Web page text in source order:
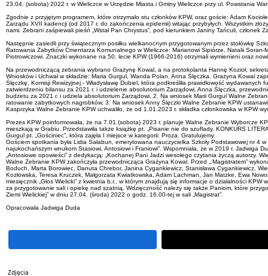
23.04. (sobota) 2022 r. w Wieliczce w Urzędzie Miasta i Gminy Wieliczce przy ul. Powstania
Zgodnie z przyjętym programem, które otrzymało stu członków KPW, oraz goście: Adam
Zarządu XVII kadencji (od 2017 r. do zakończenia epidemii) witając przybyłych. Wszystkim
nami. Zebrani zaśpiewali pieśń „Wstał Pan Chrystus”, pod kierunkiem Janiny Tańculi,
Następnie zasiedli przy świątecznym posiłku wielkanocnym przygotowanym przez stołówkę
Ratowania Zabytków Cmentarza Komunalnego w Wieliczce: Marianowi Sipiórze, Natalii
Piotrowiczowi. Znaczki wykonane na 50. lecie KPW (1966-2016) otrzymali wymienieni oraz
Na przewodniczącą zebrania wybrano Grażynę Kowal, a na protokolanta Hannę Kozioł,
Wniosków i Uchwał w składzie: Maria Gurgul, Wanda Polan, Anna Ślęczka. Grażyna Kowal
Ślęczkę, Komisji Rewizyjnej - Władysławę Dubiel, która podkreśliła prawidłowość
zatwierdzeniu bilansu za 2021 r. i udzielenie absolutorium Zarządowi. Anna Ślęczka,
budżetu za 2021 r. i udziela absolutorium Zarządowi, 2. Na wniosek Marii Gurgul Walne
ratowanie zabytkowych nagrobków. 3. Na wniosek Anny Ślęczki Walne Zebranie KPW
Kasprzyka Walne Zebranie KPW uchwaliło, że od 1.01.2023 r. składka członkowska w KPW
Prezes KPW poinformowała, że na 7.01.(sobota) 2023 r. planuje Walne Zebranie Wyborcze
mieszkają w Grabiu. Przedstawiła także książkę pt. „Pisanie nie do szuflady. KONKURS
Gurgul pt. „Gościniec”, która zajęła I miejsce w kategorii: Proza. Gratulujemy.
Gościem spotkania była Lidia Sałabun, emerytowana nauczycielka Szkoły Podstawowej nr
najukochańszym wnukom Stasiowi, Antosiowi i Franiowi”. Wspomniała, że w 2019 r. Jadwiga
„Antosiowe opowieści” z dedykacją: „Kochanej Pani Jadzi wesołego czytania życzą autorzy.
Walne Zebranie KPW zakończyła przewodnicząca Grażyna Kowal. Przed „:Magistratem”
Boduch, Marta Borowiec, Danuta Chrebor, Janina Cygankiewicz, Stanisława Cygankiewicz,
Kozłowska, Teresa Kruczek, Małgorzata Kwiatkowska, Adam Lachman, Jan Matzke, Ewa
miesięcznik „Głos Wielicki” z kwietnia b.r., w którym znajdują się informacje o działalności
za przygotowanie sali i opiekę nad szatnią. Wdzięczność należy się także Paniom, które
Ziemi Wielickiej” w dniu 27.04. (środa) 2022 o godz. 16.00-tej w sali „Magistrat”.
Opracowała Jadwiga Duda
Zdjęcia